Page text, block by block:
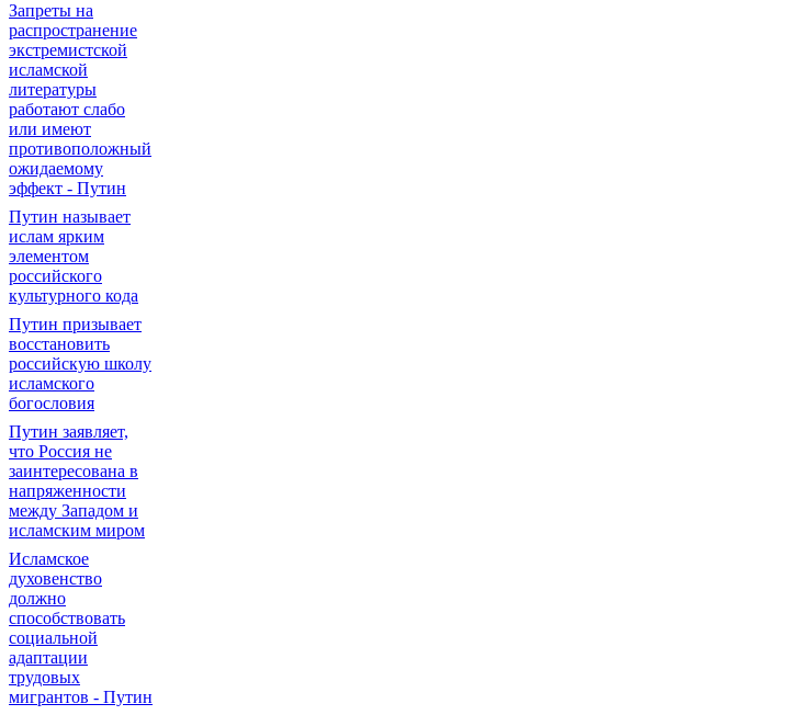
Запреты на
распространение
экстремистской
исламской
литературы
работают слабо
или имеют
противоположный
ожидаемому
эффект - Путин
Путин называет
ислам ярким
элементом
российского
культурного кода
Путин призывает
восстановить
российскую школу
исламского
богословия
Путин заявляет,
что Россия не
заинтересована в
напряженности
между Западом и
исламским миром
Исламское
духовенство
должно
способствовать
социальной
адаптации
трудовых
мигрантов - Путин